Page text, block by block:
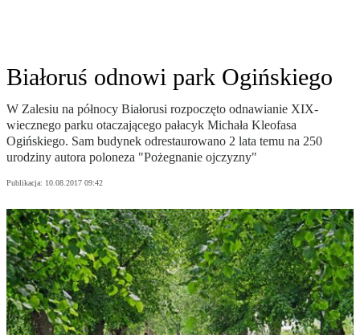
Białoruś odnowi park Ogińskiego
W Zalesiu na północy Białorusi rozpoczęto odnawianie XIX-
wiecznego parku otaczającego pałacyk Michała Kleofasa
Ogińskiego. Sam budynek odrestaurowano 2 lata temu na 250
urodziny autora poloneza "Pożegnanie ojczyzny"
Publikacja: 10.08.2017 09:42